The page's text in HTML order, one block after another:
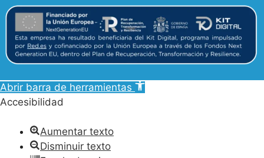
Abrir barra de herramientas
Accesibilidad
Aumentar texto
Disminuir texto